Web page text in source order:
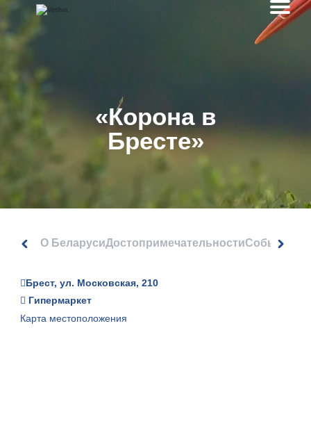
«Корона в
Бресте»
О БеларусиДостопримечательностиСобытия
Брест, ул. Московская, 210
Гипермаркет
Карта местоположения